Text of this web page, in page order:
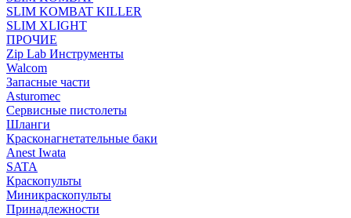
SLIM KOMBAT KILLER
SLIM XLIGHT
ПРОЧИЕ
Zip Lab Инструменты
Walсom
Запасные части
Asturomec
Сервисные пистолеты
Шланги
Красконагнетательные баки
Anest Iwata
SATA
Краскопульты
Миникраскопульты
Принадлежности